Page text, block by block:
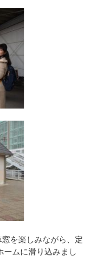
を楽しみながら、定
ームに滑り込みまし